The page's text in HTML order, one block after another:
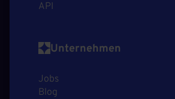
API
Unternehmen
Jobs
Blog